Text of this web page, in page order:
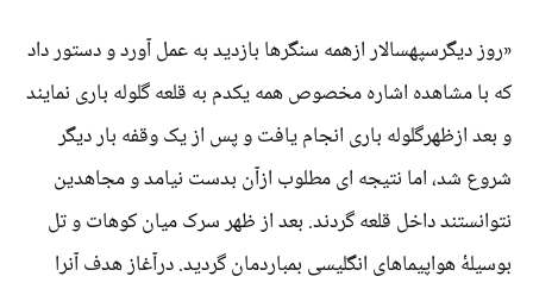
«روز دیگرسپهسالار ازهمه سنگرها بازدید به عمل آورد و دستور داد
که با مشاهده اشاره مخصوص همه یکدم به قلعه گلوله باری نمایند
و بعد ازظهرگلوله باری انجام یافت و پس از یک وقفه بار دیگر
شروع شد، اما نتیجه ای مطلوب ازآن بدست نیامد و مجاهدین
نتوانستند داخل قلعه گردند. بعد از ظهر سرک میان کوهات و تل
بوسیلۀ هواپیماهای انگلیسی بمباردمان گردید. درآغاز هدف آنرا